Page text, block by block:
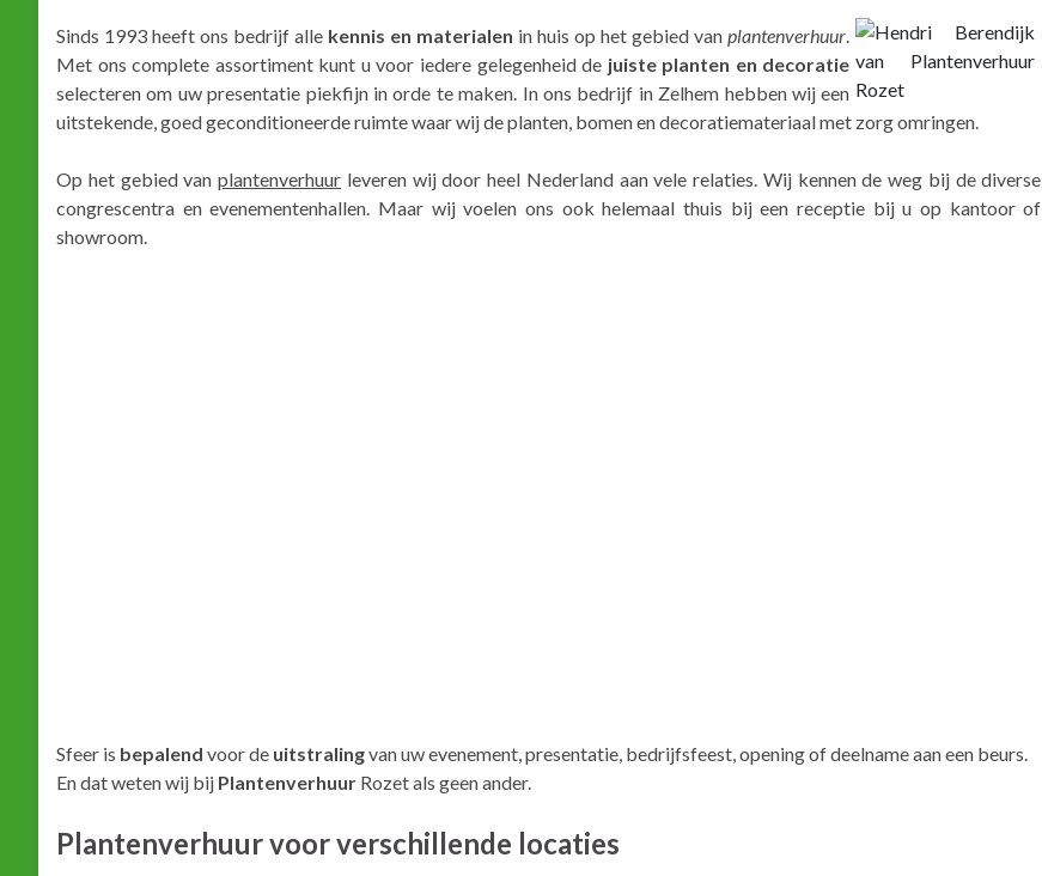
Sinds 1993 heeft ons bedrijf alle kennis en materialen in huis op het gebied vanplantenverhuur.
Met ons complete assortiment kunt u voor iedere gelegenheid de juiste planten en decoratie
selecteren om uw presentatie piekfijn in orde te maken. In ons bedrijf in Zelhem hebben wij een
uitstekende, goed geconditioneerde ruimte waar wij de planten, bomen en decoratiemateriaal met zorg omringen.
Op het gebied vanplantenverhuur leveren wij door heel Nederland aan vele relaties. Wij kennen de weg bij de diverse
congrescentra en evenementenhallen. Maar wij voelen ons ook helemaal thuis bij een receptie bij u op kantoor of
showroom.
Sfeer is bepalend voor de uitstralingvan uw evenement, presentatie, bedrijfsfeest, opening of deelname aan een beurs.
En dat weten wij bij Plantenverhuur Rozet als geen ander.
Plantenverhuur voor verschillende locaties